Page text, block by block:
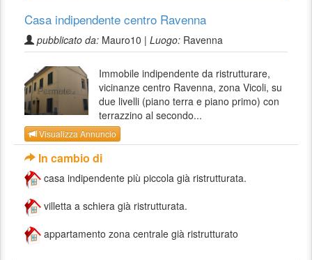
Casa indipendente centro Ravenna
pubblicato da: Mauro10 | Luogo: Ravenna
Immobile indipendente da ristrutturare,
vicinanze centro Ravenna, zona Vicoli, su
due livelli (piano terra e piano primo) con
terrazzino al secondo...
Visualizza Annuncio
In cambio di
casa indipendente più piccola già ristrutturata.
villetta a schiera già ristrutturata.
appartamento zona centrale già ristrutturato